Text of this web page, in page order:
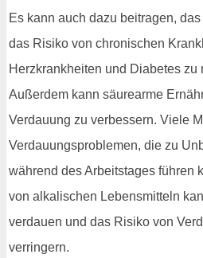
Es kann auch dazu beitragen,
das Risiko von chronischen
Herzkrankheiten und Diabetes zu
Außerdem kann säurearme
Verdauung zu verbessern. Viele
Verdauungsproblemen, die zu
während des Arbeitstages führen
von alkalischen Lebensmitteln
verdauen und das Risiko von
verringern.